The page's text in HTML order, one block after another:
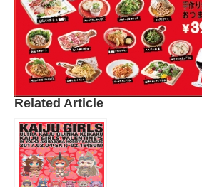
Related Article